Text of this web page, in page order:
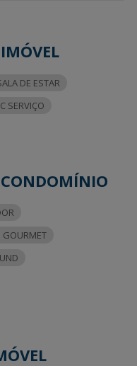
DE ESTAR
SERVIÇO
CONDOMÍNIO
GOURMET